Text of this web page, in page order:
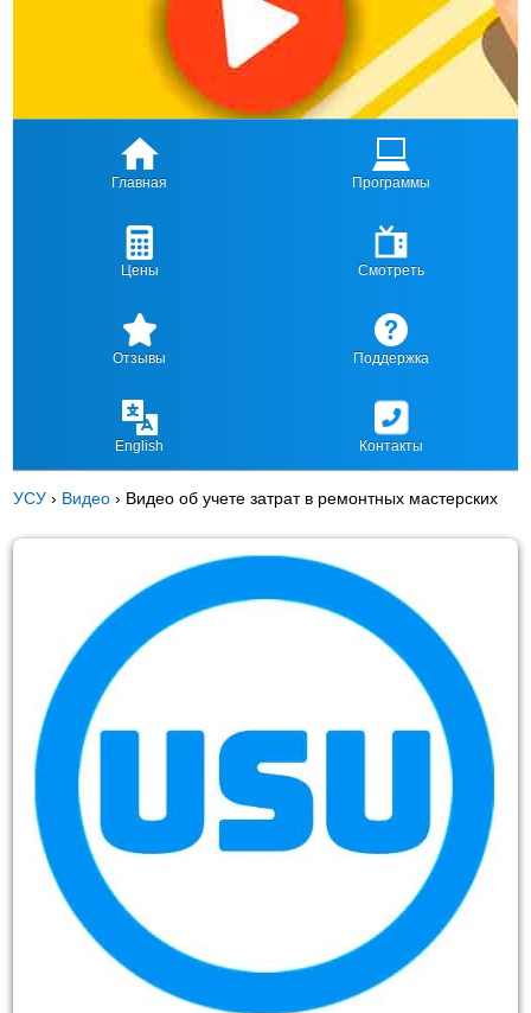
Главная Программы
Цены Смотреть
Отзывы Поддержка
English Контакты
УСУ › Видео › Видео об учете затрат в ремонтных мастерских